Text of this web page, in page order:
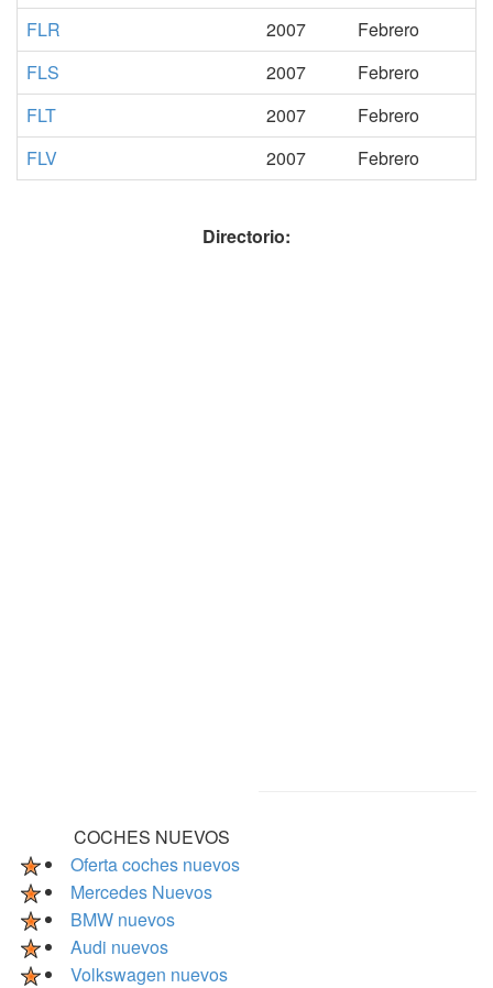
FLR
2007
Febrero
FLS
2007
Febrero
FLT
2007
Febrero
FLV
2007 Febrero
Directorio:
COCHES NUEVOS
Oferta coches nuevos
Mercedes Nuevos
BMW nuevos
Audi nuevos
Volkswagen nuevos